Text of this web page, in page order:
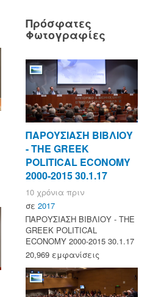
Πρόσφατες
Φωτογραφίες
ΠΑΡΟΥΣΙΑΣΗ ΒΙΒΛΙΟΥ
- ΤΗΕ GREEK
POLITICAL ECONOMY
2000-2015 30.1.17
10 χρόνια πριν
σε 2017
ΠΑΡΟΥΣΙΑΣΗ ΒΙΒΛΙΟΥ - ΤΗΕ
GREEK POLITICAL
ECONOMY 2000-2015 30.1.17
20,969 εμφανίσεις